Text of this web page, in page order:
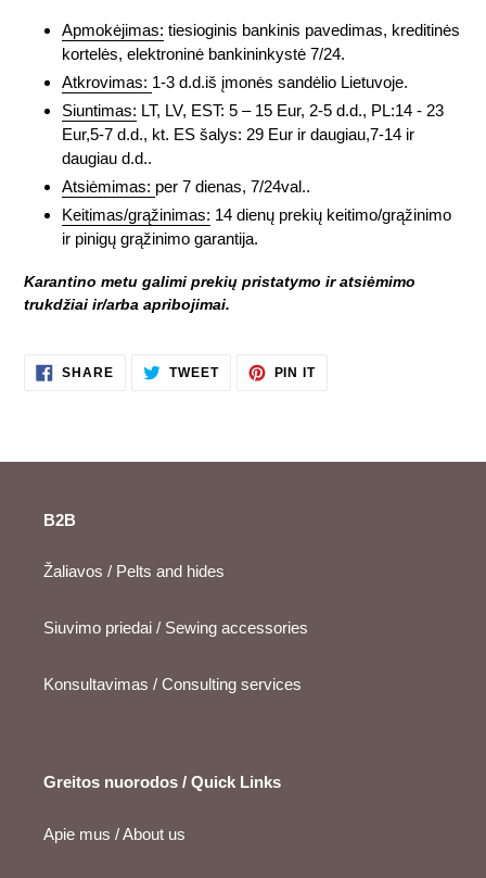
Apmokėjimas: tiesioginis bankinis pavedimas, kreditinės
kortelės, elektroninė bankininkystė 7/24.
Atkrovimas: 1-3 d.d.iš įmonės sandėlio Lietuvoje.
Siuntimas: LT, LV, EST: 5 – 15 Eur, 2-5 d.d., PL:14 - 23
Eur,5-7 d.d., kt. ES šalys: 29 Eur ir daugiau,7-14 ir
daugiau d.d..
Atsiėmimas: per 7 dienas, 7/24val..
Keitimas/grąžinimas: 14 dienų prekių keitimo/grąžinimo
ir pinigų grąžinimo garantija.
Karantino metu galimi prekių pristatymo ir atsiėmimo
trukdžiai ir/arba apribojimai.
SHARESHARE
ON
TWEETTWEET PIN ITPIN
B2B
Žaliavos / Pelts and hides
Siuvimo priedai / Sewing accessories
Konsultavimas / Consulting services
Greitos nuorodos / Quick Links
Apie mus / About us